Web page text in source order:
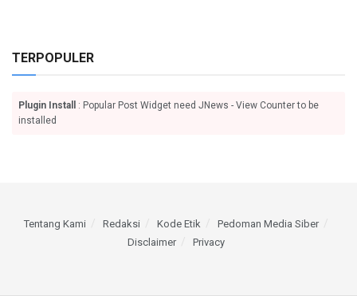
TERPOPULER
Plugin Install
: Popular Post Widget need JNews - View Counter to be
installed
Tentang Kami Redaksi Kode Etik
Pedoman Media Siber
Disclaimer
Privacy